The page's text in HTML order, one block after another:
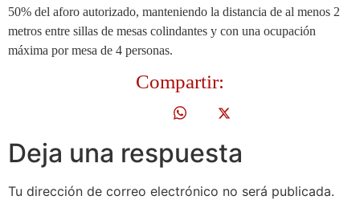
50% del aforo autorizado, manteniendo la distancia de al menos 2
metros entre sillas de mesas colindantes y con una ocupación
máxima por mesa de 4 personas.
Compartir:
Deja una respuesta
Tu dirección de correo electrónico no será publicada.